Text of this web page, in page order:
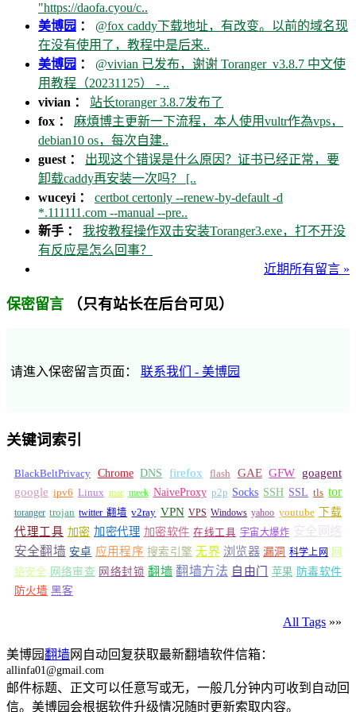
"https://daofa.cyou/c..
美博园 ： @fox caddy下载地址，有改变。以前的域名现
在没有使用了，教程中是后来..
美博园 ： @vivian 已发布，谢谢 Toranger_v3.8.7 中文使
用教程（20231125） - ..
vivian ： 站长toranger 3.8.7发布了
fox ： 麻煩博主更新一下流程，本人使用vultr作為vps，
debian10 os，每次自建..
guest ： 出现这个错误是什么原因？证书已经正常，要
卸载caddy再安装一次吗？ [..
wuceyi ： certbot certonly --renew-by-default -d
*.111111.com --manual --pre..
新手 ： 我按教程操作双击安装Toranger3.exe，打不开没
有反应是怎么回事？
近期所有留言 »
保密留言 （只有站长在后台可见）
请進入保密留言页面： 联系我们 - 美博园
关键词索引
BlackBeltPrivacy Chrome DNS firefox flash GAE GFW
goagent
google ipv6 Linux mac meek NaiveProxy p2p Socks SSH SSL tls tor
toranger trojan twitter 翻墙 v2ray VPN VPS Windows yahoo youtube 下载
代理工具 加密 加密代理 加密软件 在线工具 宇宙大爆炸 安全网络
安全翻墙 安卓 应用程序 搜索引擎 无界 浏览器 漏洞 科学上网 网
络安全 网络审查 网络封锁 翻墙 翻墙方法 自由门 苹果 防毒软件
防火墙 黑客
All Tags »»
美博园翻墙网自动回复获取最新翻墙软件信箱：
allinfa01@gmail.com
邮件标题、正文可以任意写或无，一般几分钟内可收到自动回
信。美博园会根据软件升级情况随时更新索取内容。